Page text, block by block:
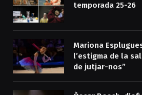
temporada 25-26
Mariona
l’estigma de la
de jutjar-nos”